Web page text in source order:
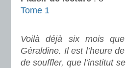
Tome 1
Voilà déjà six mois
Géraldine. Il est l’heure
de souffler, que l’institut